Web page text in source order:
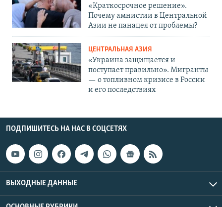
«Краткосрочное решение».
Почему амнистии в Центральной
Азии не панацея от проблемы?
ЦЕНТРАЛЬНАЯ АЗИЯ
«Украина защищается и
поступает правильно». Мигранты
— о топливном кризисе в России
и его последствиях
ПОДПИШИТЕСЬ НА НАС В СОЦСЕТЯХ
ВЫХОДНЫЕ ДАННЫЕ